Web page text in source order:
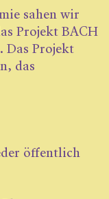
sahen wir
Projekt BACH
Das Projekt
das
öffentlich